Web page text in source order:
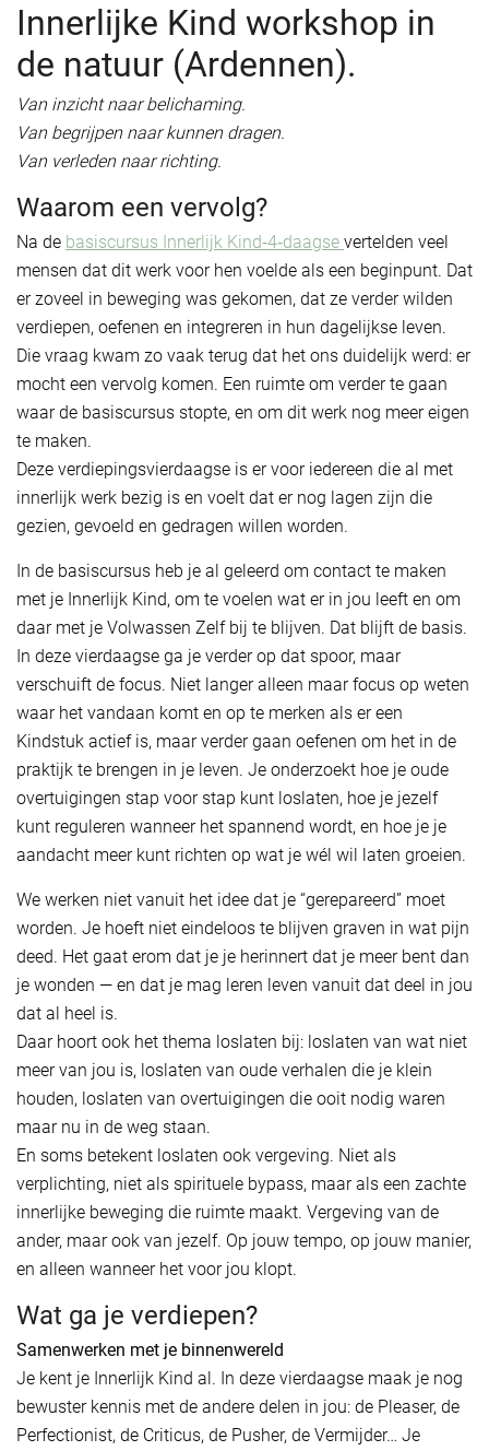
Innerlijke Kind workshop in
de natuur (Ardennen).
Van inzicht naar belichaming.
Van begrijpen naar kunnen dragen.
Van verleden naar richting.
Waarom een vervolg?
Na de basiscursus Innerlijk Kind‑4‑daagse vertelden veel
mensen dat dit werk voor hen voelde als een beginpunt. Dat
er zoveel in beweging was gekomen, dat ze verder wilden
verdiepen, oefenen en integreren in hun dagelijkse leven.
Die vraag kwam zo vaak terug dat het ons duidelijk werd: er
mocht een vervolg komen. Een ruimte om verder te gaan
waar de basiscursus stopte, en om dit werk nog meer eigen
te maken.
Deze verdiepingsvierdaagse is er voor iedereen die al met
innerlijk werk bezig is en voelt dat er nog lagen zijn die
gezien, gevoeld en gedragen willen worden.
In de basiscursus heb je al geleerd om contact te maken
met je Innerlijk Kind, om te voelen wat er in jou leeft en om
daar met je Volwassen Zelf bij te blijven. Dat blijft de basis.
In deze vierdaagse ga je verder op dat spoor, maar
verschuift de focus. Niet langer alleen maar focus op weten
waar het vandaan komt en op te merken als er een
Kindstuk actief is, maar verder gaan oefenen om het in de
praktijk te brengen in je leven. Je onderzoekt hoe je oude
overtuigingen stap voor stap kunt loslaten, hoe je jezelf
kunt reguleren wanneer het spannend wordt, en hoe je je
aandacht meer kunt richten op wat je wél wil laten groeien.
We werken niet vanuit het idee dat je “gerepareerd” moet
worden. Je hoeft niet eindeloos te blijven graven in wat pijn
deed. Het gaat erom dat je je herinnert dat je meer bent dan
je wonden — en dat je mag leren leven vanuit dat deel in jou
dat al heel is.
Daar hoort ook het thema loslaten bij: loslaten van wat niet
meer van jou is, loslaten van oude verhalen die je klein
houden, loslaten van overtuigingen die ooit nodig waren
maar nu in de weg staan.
En soms betekent loslaten ook vergeving. Niet als
verplichting, niet als spirituele bypass, maar als een zachte
innerlijke beweging die ruimte maakt. Vergeving van de
ander, maar ook van jezelf. Op jouw tempo, op jouw manier,
en alleen wanneer het voor jou klopt.
Wat ga je verdiepen?
Samenwerken met je binnenwereld
Je kent je Innerlijk Kind al. In deze vierdaagse maak je nog
bewuster kennis met de andere delen in jou: de Pleaser, de
Perfectionist, de Criticus, de Pusher, de Vermijder… Je